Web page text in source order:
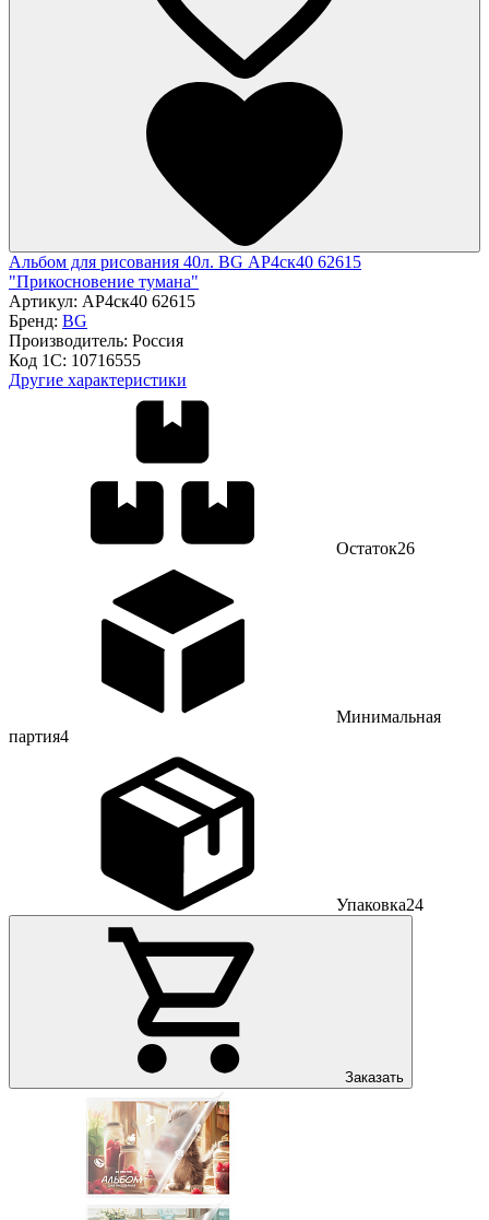
Альбом для рисования 40л. BG АР4ск40 62615
"Прикосновение тумана"
Артикул: АР4ск40 62615
Бренд: BG
Производитель: Россия
Код 1С: 10716555
Другие характеристики
Остаток26
Минимальная
партия4
Упаковка24
Заказать